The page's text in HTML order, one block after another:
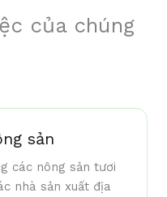
của chúng
sản
các nông sản tươi
nhà sản xuất địa